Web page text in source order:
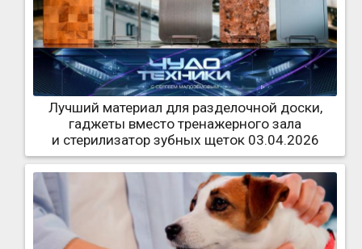
Лучший материал для разделочной доски,
гаджеты вместо тренажерного зала
и стерилизатор зубных щеток 03.04.2026